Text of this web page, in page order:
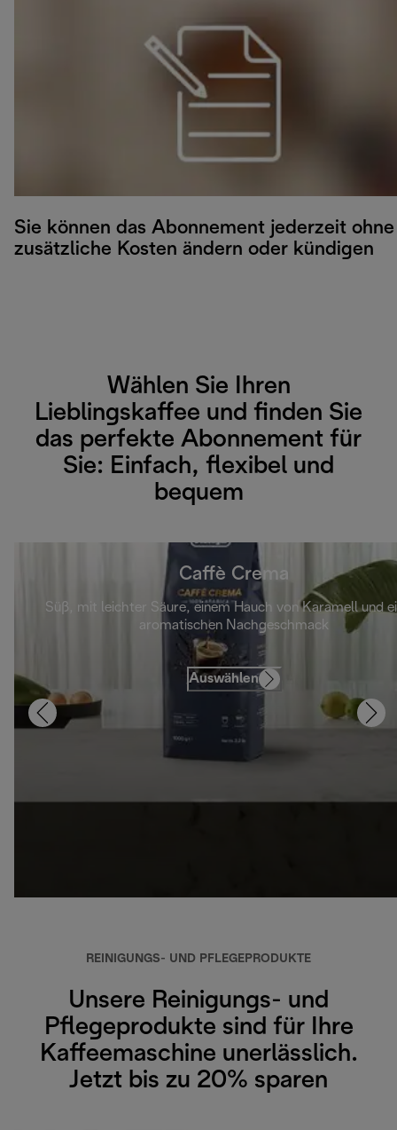
Sie können das Abonnement jederzeit ohne
zusätzliche Kosten ändern oder kündigen
Wählen Sie Ihren
Lieblingskaffee und finden Sie
das perfekte Abonnement für
Sie: Einfach, flexibel und
bequem
Caffè Crema
Süß, mit leichter Säure, einem Hauch von Karamell und
aromatischen Nachgeschmack
Auswählen
REINIGUNGS- UND PFLEGEPRODUKTE
Unsere Reinigungs- und
Pflegeprodukte sind für Ihre
Kaffeemaschine unerlässlich.
Jetzt bis zu 20% sparen